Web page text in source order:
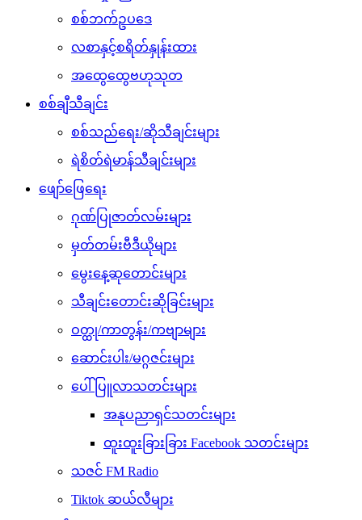
စစ်ဘက်ဥပဒေ
လစာနှင့်စရိတ်နှုန်းထား
အထွေထွေဗဟုသုတ
စစ်ချီသီချင်း
စစ်သည်ရေး/ဆိုသီချင်းများ
ရဲစိတ်ရဲမာန်သီချင်းများ
ဖျော်ဖြေရေး
ဂုဏ်ပြုဇာတ်လမ်းများ
မှတ်တမ်းဗီဒီယိုများ
မွေးနေ့ဆုတောင်းများ
သီချင်းတောင်းဆိုခြင်းများ
ဝတ္ထု/ကာတွန်း/ကဗျာများ
ဆောင်းပါး/မဂ္ဂဇင်းများ
ပေါ်ပြူလာသတင်းများ
အနုပညာရှင်သတင်းများ
ထူးထူးခြားခြား Facebook သတင်းများ
သဇင် FM Radio
Tiktok ဆယ်လီများ